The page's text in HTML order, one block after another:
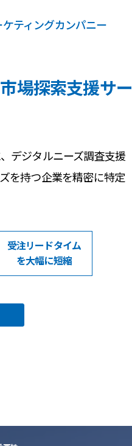
ティングカンパニー
場探索支援サー
デジタルニーズ調査支援
を持つ企業を精密に特定
受注リードタイム
を大幅に短縮